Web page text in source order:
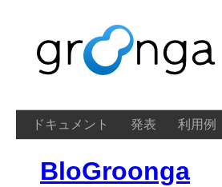
ドキュメント 発表 利用例
BloGroonga